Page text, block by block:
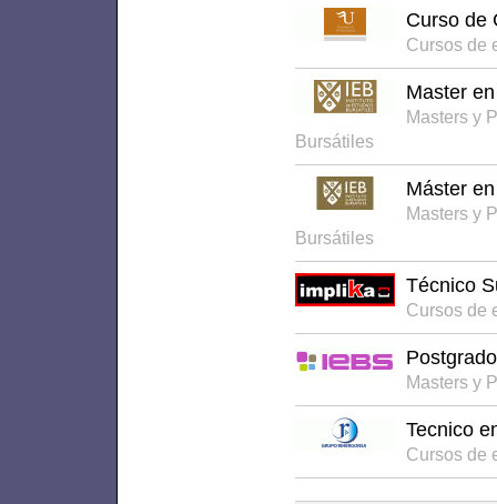
Curso de
Cursos de
Master
Masters y
Bursátiles
Máster
Masters y
Bursátiles
Técnico
Cursos de
Masters y
Tecnico
Cursos de